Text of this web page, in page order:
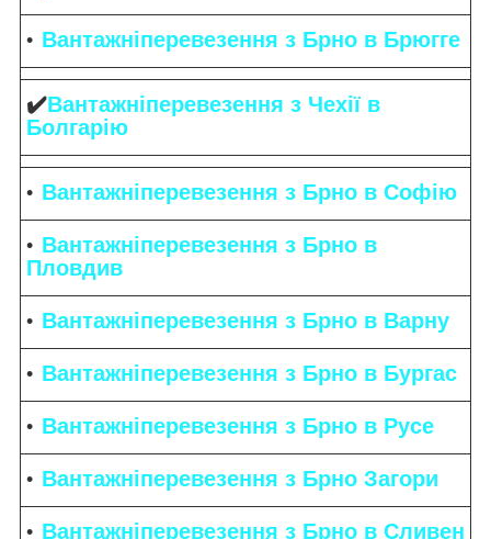
Вантажніперевезення з Брно в Брюгге
✔️Вантажніперевезення з Чехії в
Болгарію
Вантажніперевезення з Брно в Софію
Вантажніперевезення з Брно в
Пловдив
Вантажніперевезення з Брно в Варну
Вантажніперевезення з Брно в Бургас
Вантажніперевезення з Брно в Русе
Вантажніперевезення з Брно Загори
Вантажніперевезення з Брно в Сливен